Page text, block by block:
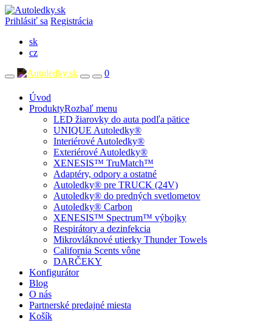
Prihlásiť sa Registrácia
sk
cz
0
Úvod
ProduktyRozbaľ menu
LED žiarovky do auta podľa pätice
UNIQUE Autoledky®
Interiérové Autoledky®
Exteriérové Autoledky®
XENESIS™ TruMatch™
Adaptéry, odpory a ostatné
Autoledky® pre TRUCK (24V)
Autoledky® do predných svetlometov
Autoledky® Carbon
XENESIS™ Spectrum™ výbojky
Respirátory a dezinfekcia
Mikrovláknové utierky Thunder Towels
California Scents vône
DARČEKY
Konfigurátor
Blog
O nás
Partnerské predajné miesta
Košík